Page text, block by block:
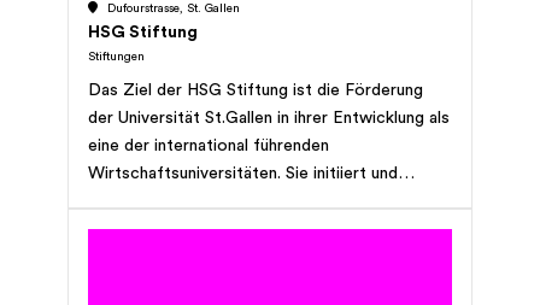
Dufourstrasse, St. Gallen
HSG Stiftung
Stiftungen
Das Ziel der HSG Stiftung ist die Förderung
der Universität St.Gallen in ihrer Entwicklung als
eine der international führenden
Wirtschaftsuniversitäten. Sie initiiert und
wichtige Projekte für die HSG zu realisieren